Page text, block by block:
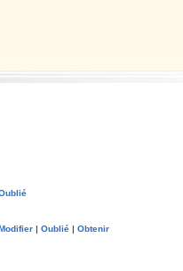
| Oublié | Obtenir